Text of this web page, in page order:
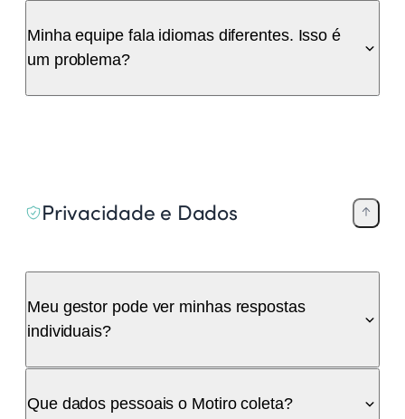
Minha equipe fala idiomas diferentes. Isso é
um problema?
Privacidade e Dados
Meu gestor pode ver minhas respostas
individuais?
Que dados pessoais o Motiro coleta?